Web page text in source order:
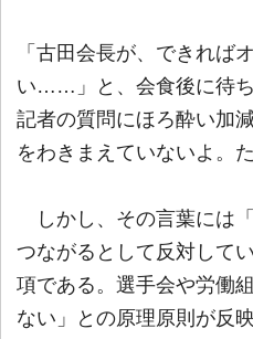
「古田会長が、できれば
い……」と、会食後に待
記者の質問にほろ酔い加
をわきまえていないよ。
しかし、その言葉には
つながるとして反対して
項である。選手会や労働
ない」との原理原則が反